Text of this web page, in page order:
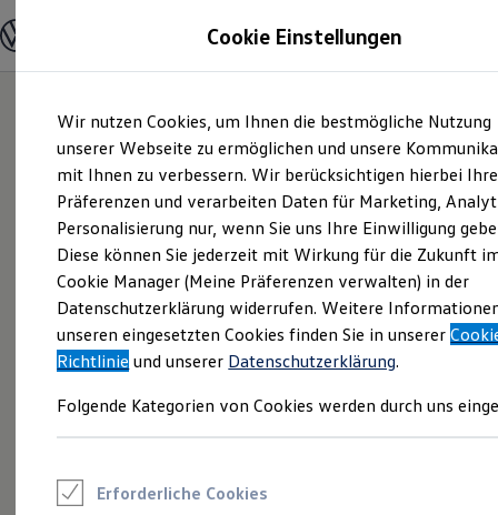
Hauptinhalt
springen
Footer
springen
Modelle und Konfigurator
Modelle vergleichen
Elektroautos
ENERGY Sondermodelle
Nutzfahrzeuge
SUV und CUV
Familienautos
Kombis
Kompaktwagen
Sportwagen
Schnell verfügbare Fahrzeuge
Angebote und Produkte
Aktuelle Angebote
E-Auto-Förderung
Volkswagen Marktplatz
Junge Gebrauchtwagen und Gebrauchtwagen
Saisonangebote
Cookie Einstellungen
Wir nutzen Cookies, um Ihnen die bestmögliche Nutzung
unserer Webseite zu ermöglichen und unsere
mit Ihnen zu verbessern. Wir berücksichtigen hierbei Ihre
Präferenzen und verarbeiten Daten für Marketing,
Personalisierung nur, wenn Sie uns Ihre Einwilligung
Diese können Sie jederzeit mit Wirkung für die Zukunft
Cookie Manager (Meine Präferenzen verwalten) in der
Datenschutzerklärung widerrufen. Weitere
unseren eingesetzten Cookies finden Sie in unserer
Richtlinie und unserer Datenschutzerklärung.
Folgende Kategorien von Cookies werden durch uns
Erforderliche Cookies